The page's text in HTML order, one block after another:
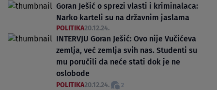
Goran Ješić o sprezi vlasti i kriminalaca:
Narko karteli su na državnim jaslama
POLITIKA20.12.24.
INTERVJU Goran Ješić: Ovo nije Vučićeva
zemlja, već zemlja svih nas. Studenti su
mu poručili da neće stati dok je ne
oslobode
POLITIKA20.12.24. 2